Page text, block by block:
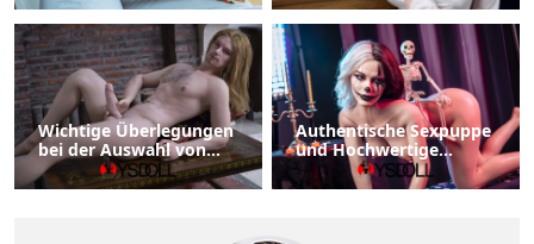
Wählen
Sexpuppen?
Wichtige Überlegungen
bei der Auswahl von
Männlichen Sexpuppe
Authentische Sexpuppe
und Hochwertige
Liebespuppen für Jeden
Anlass